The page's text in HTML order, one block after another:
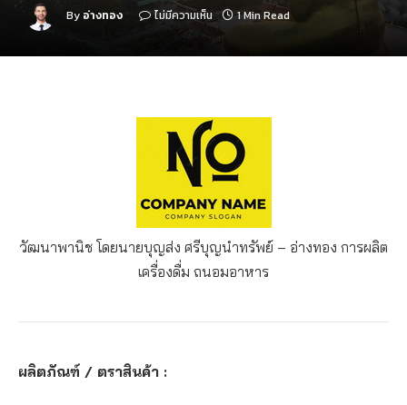
By อ่างทอง ไม่มีความเห็น 1 Min Read
วัฒนาพานิช โดยนายบุญส่ง ศรีบุญนำทรัพย์ – อ่างทอง การผลิต
เครื่องดื่ม ถนอมอาหาร
ผลิตภัณฑ์ / ตราสินค้า :